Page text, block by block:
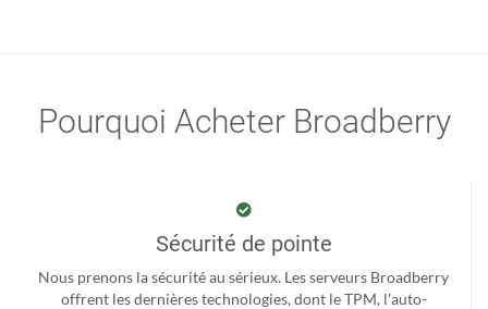
Pourquoi Acheter Broadberry
Sécurité de pointe
Nous prenons la sécurité au sérieux. Les serveurs Broadberry
offrent les dernières technologies, dont le TPM, l'auto-